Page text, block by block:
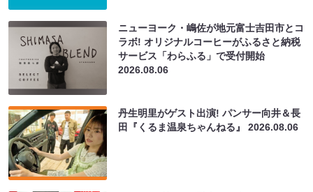
ニューヨーク・嶋佐が地元富士吉田市とコ
ラボ! オリジナルコーヒーがふるさと納税
サービス「わらふる」で受付開始
2026.08.06
丹生明里がゲスト出演! パンサー向井＆長
田『くるま温泉ちゃんねる』2026.08.06